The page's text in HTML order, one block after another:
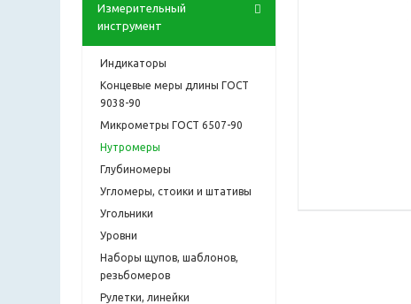
Измерительный
инструмент
Индикаторы
Концевые меры длины ГОСТ
9038-90
Микрометры ГОСТ 6507-90
Нутромеры
Глубиномеры
Угломеры, стоики и штативы
Угольники
Уровни
Наборы щупов, шаблонов,
резьбомеров
Рулетки, линейки